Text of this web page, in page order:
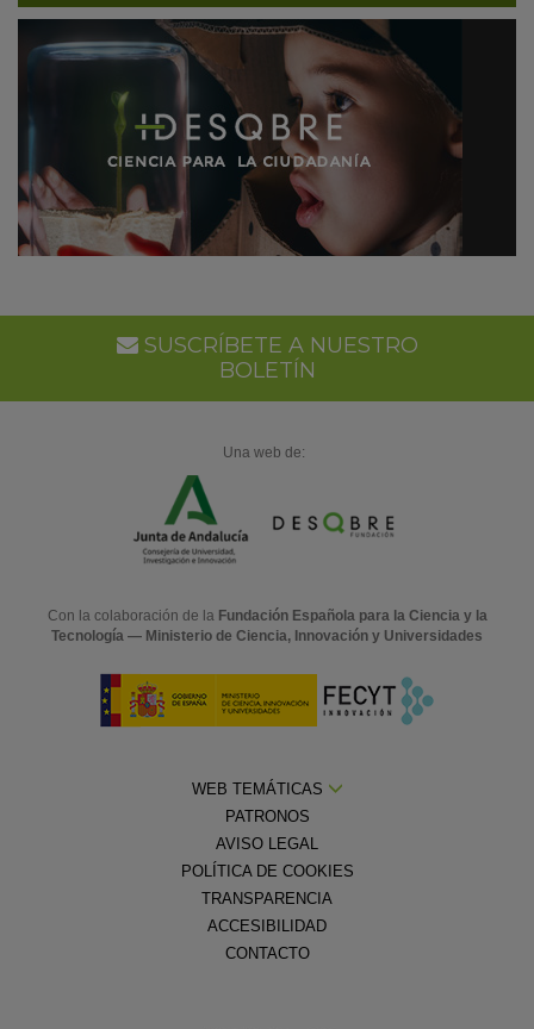
SUSCRÍBETE A NUESTRO
BOLETÍN
Una web de:
Con la colaboración de la Fundación Española para la Ciencia y la
Tecnología — Ministerio de Ciencia, Innovación y Universidades
WEB TEMÁTICAS
PATRONOS
AVISO LEGAL
POLÍTICA DE COOKIES
TRANSPARENCIA
ACCESIBILIDAD
CONTACTO